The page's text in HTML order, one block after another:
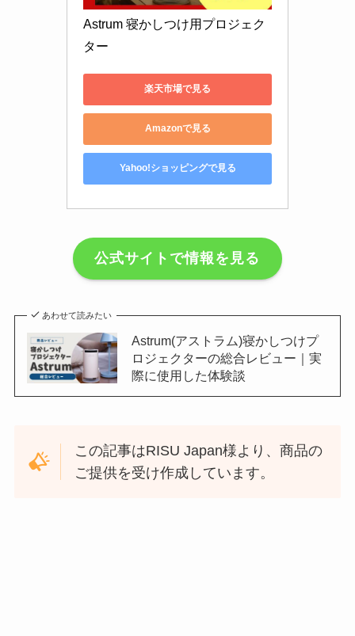
Astrum 寝かしつけ用プロジェク
ター
楽天市場で見る
Amazonで見る
Yahoo!ショッピングで見る
公式サイトで情報を見る
あわせて読みたい
Astrum(アストラム)寝かしつけプ
ロジェクターの総合レビュー｜実
際に使用した体験談
この記事はRISU Japan様より、商品の
ご提供を受け作成しています。